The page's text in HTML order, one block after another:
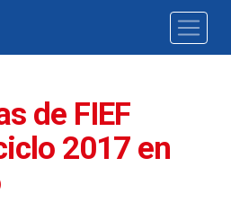
de FIEF
2017 en